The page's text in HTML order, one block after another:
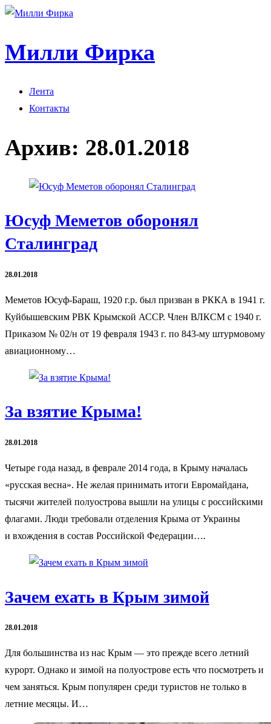
Милли Фирка
Лента
Контакты
Архив: 28.01.2018
Юсуф Меметов оборонял
Сталинград
28.01.2018
Меметов Юсуф-Бараш, 1920 г.р. был призван в РККА в 1941 г.
Куйбышевским РВК Крымской АССР. Член ВЛКСМ с 1940 г.
Приказом № 02/н от 19 февраля 1943 г. по 843-му штурмовому
авиационному…
За взятие Крыма!
28.01.2018
Четыре года назад, в феврале 2014 года, в Крыму началась
«русская весна». Не желая принимать итоги Евромайдана,
тысячи жителей полуострова вышли на улицы с российскими
флагами. Люди требовали отделения Крыма от Украины
и вхождения в состав Российской Федерации….
Зачем ехать в Крым зимой
28.01.2018
Для большинства из нас Крым — это прежде всего летний
курорт. Однако и зимой на полуострове есть что посмотреть и
чем заняться. Крым популярен среди туристов не только в
летние месяцы. И…